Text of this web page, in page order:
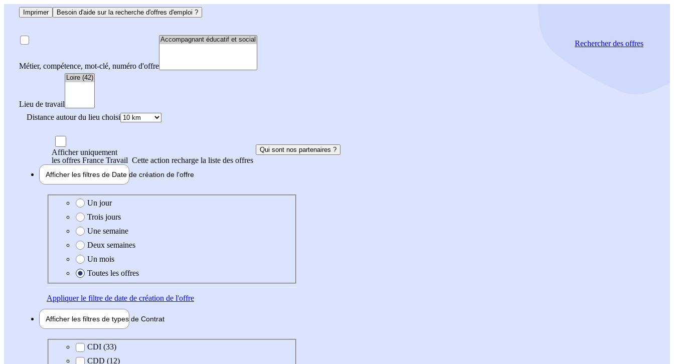
Imprimer Besoin d'aide sur la recherche d'offres d'emploi ?
Métier, compétence, mot-clé, numéro d'offre
Lieu de travail
Distance autour du lieu choisi
Rechercherdes offres
Afficher uniquement
les offres France Travail Cette action recharge la liste des offres
Qui sont nos partenaires ?
Afficher les filtres de Date de création de l'offre
Date de création de l'offre
Un jour
Trois jours
Une semaine
Deux semaines
Un mois
Toutes les offres
Appliquerle filtre de date de création de l'offre
Afficher les filtres de types de Contrat
Type de contratCDI (33)
CDD (12)